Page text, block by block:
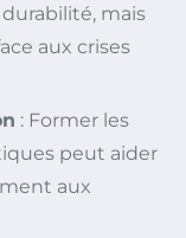
mais
aux crises
: Former les
peut aider
aux